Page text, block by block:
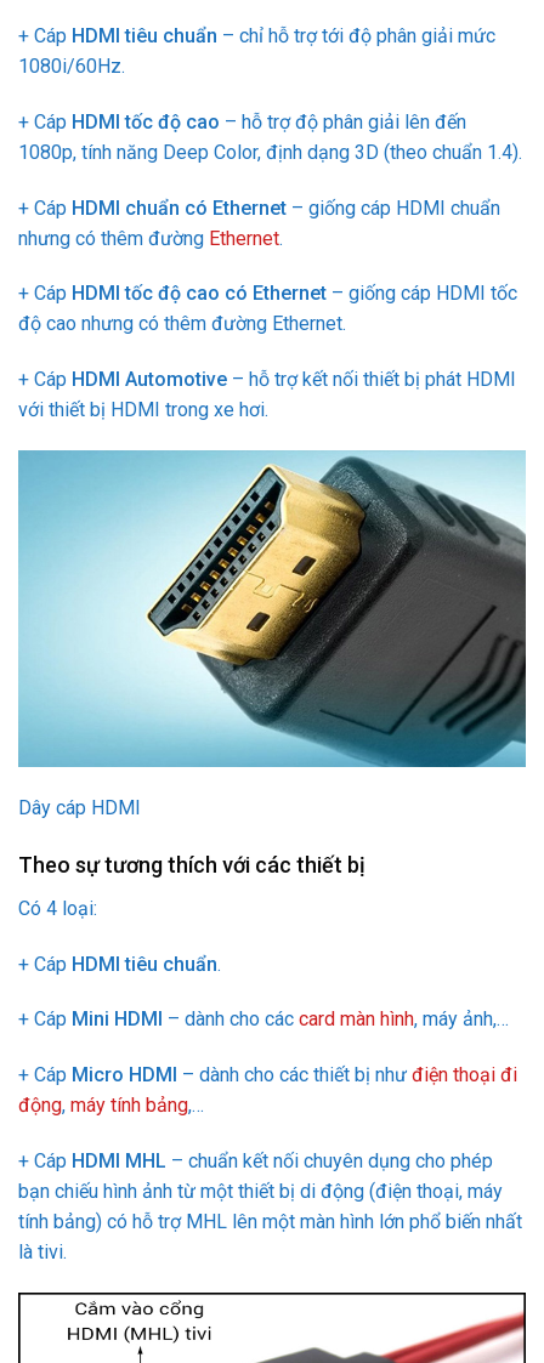
+ Cáp HDMI tiêu chuẩn – chỉ hỗ trợ tới độ phân giải mức
1080i/60Hz.
+ Cáp HDMI tốc độ cao – hỗ trợ độ phân giải lên đến
1080p, tính năng Deep Color, định dạng 3D (theo chuẩn 1.4).
+ Cáp HDMI chuẩn có Ethernet – giống cáp HDMI chuẩn
nhưng có thêm đường Ethernet.
+ Cáp HDMI tốc độ cao có Ethernet – giống cáp HDMI tốc
độ cao nhưng có thêm đường Ethernet.
+ Cáp HDMI Automotive – hỗ trợ kết nối thiết bị phát HDMI
với thiết bị HDMI trong xe hơi.
Dây cáp HDMI
Theo sự tương thích với các thiết bị
Có 4 loại:
+ Cáp HDMI tiêu chuẩn.
+ Cáp Mini HDMI – dành cho các card màn hình, máy ảnh,…
+ Cáp Micro HDMI – dành cho các thiết bị như điện thoại đi
động, máy tính bảng,…
+ Cáp HDMI MHL – chuẩn kết nối chuyên dụng cho phép
bạn chiếu hình ảnh từ một thiết bị di động (điện thoại, máy
tính bảng) có hỗ trợ MHL lên một màn hình lớn phổ biến nhất
là tivi.